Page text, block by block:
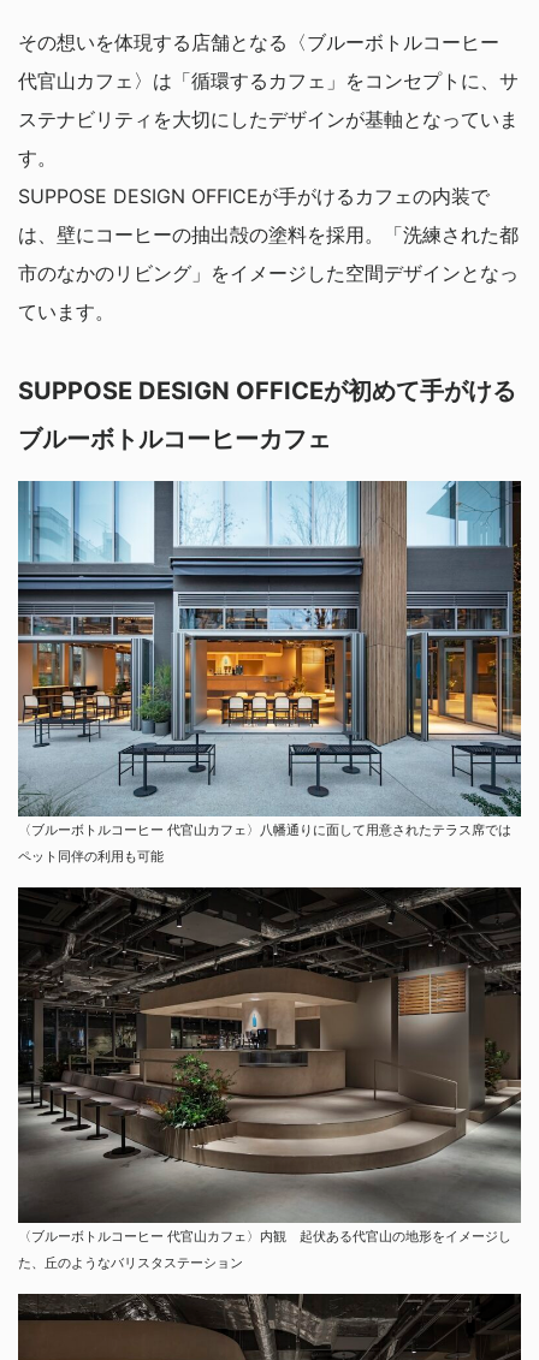
その想いを体現する店舗となる〈ブルーボトルコーヒー
代官山カフェ〉は「循環するカフェ」をコンセプトに、サ
ステナビリティを大切にしたデザインが基軸となっていま
す。
SUPPOSE DESIGN OFFICEが手がけるカフェの内装で
は、壁にコーヒーの抽出殻の塗料を採用。「洗練された都
市のなかのリビング」をイメージした空間デザインとなっ
ています。
SUPPOSE DESIGN OFFICEが初めて手がける
ブルーボトルコーヒーカフェ
〈ブルーボトルコーヒー 代官山カフェ〉八幡通りに面して用意されたテラス席では
ペット同伴の利用も可能
〈ブルーボトルコーヒー 代官山カフェ〉内観 起伏ある代官山の地形をイメージし
た、丘のようなバリスタステーション